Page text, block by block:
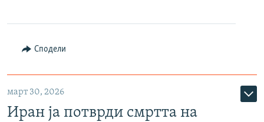
Сподели
март 30, 2026
Иран ја потврди смртта на